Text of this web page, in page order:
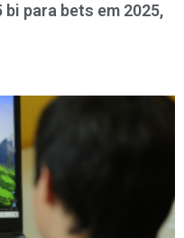
para bets em 2025,